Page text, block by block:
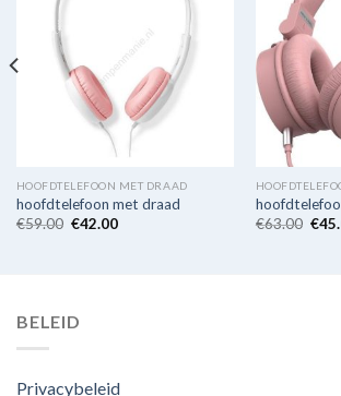
HOOFDTELEFOON MET DRAAD
hoofdtelefoon met draad
€59.00 €42.00
€63.00 €
BELEID
Privacybeleid